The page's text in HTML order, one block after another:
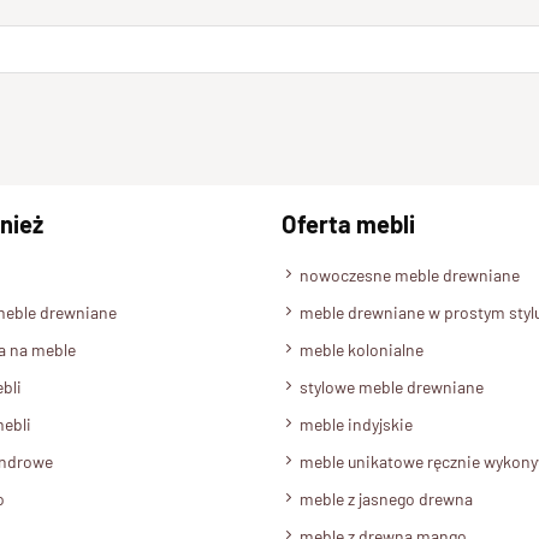
drewniane
na meble
Oferta mebli
nowoczesne meble drewniane
meble drewniane w prostym
meble kolonialne
stylowe meble drewniane
meble indyjskie
meble unikatowe ręcznie
meble z jasnego drewna